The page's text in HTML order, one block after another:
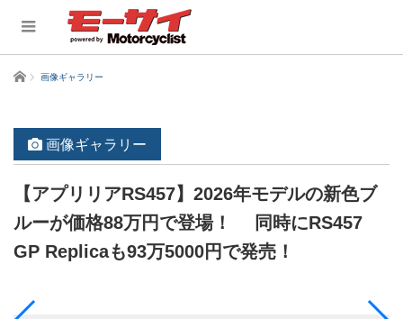
ホーム 画像ギャラリー
画像ギャラリー
【アプリリアRS457】2026年モデルの新色ブ
ルーが価格88万円で登場！ 同時にRS457
GP Replicaも93万5000円で発売！